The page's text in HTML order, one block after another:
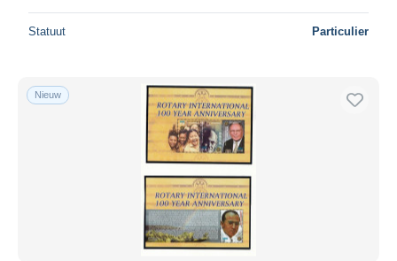
Statuut Particulier
Nieuw